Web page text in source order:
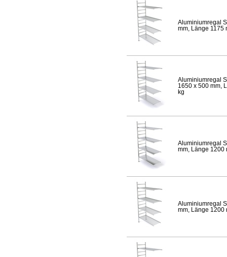
Aluminiumregal
mm, Länge 1175
Aluminiumregal
1650 x 500 mm,
kg
Aluminiumregal
mm, Länge 1200
Aluminiumregal
mm, Länge 1200